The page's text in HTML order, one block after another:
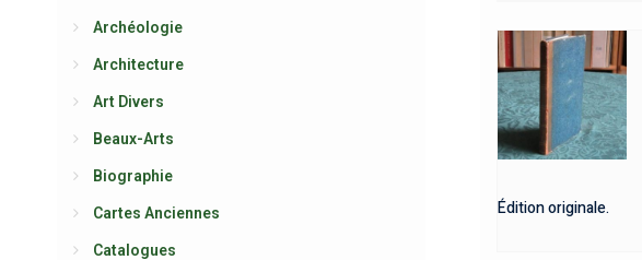
Édition originale.
Archéologie
Architecture
Art Divers
Beaux-Arts
Biographie
Cartes Anciennes
Catalogues